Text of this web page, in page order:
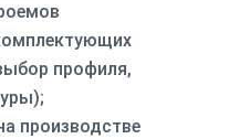
профиля,
производстве